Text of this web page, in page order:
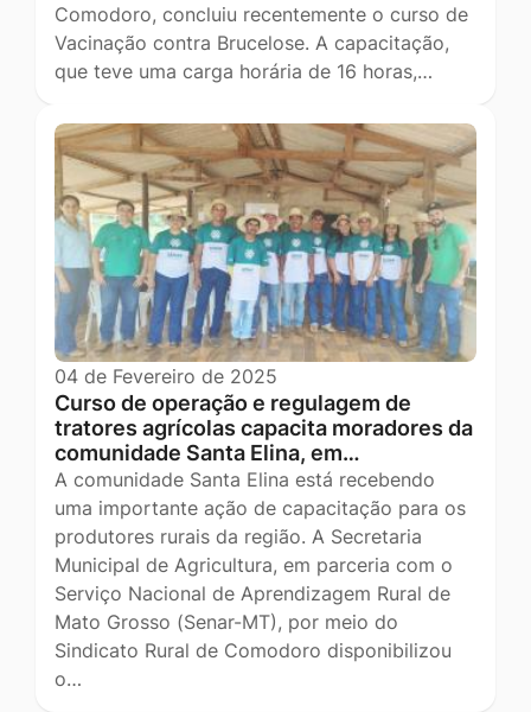
Comodoro, concluiu recentemente o curso de
Vacinação contra Brucelose. A capacitação,
que teve uma carga horária de 16 horas,…
04 de Fevereiro de 2025
Curso de operação e regulagem de
tratores agrícolas capacita moradores da
comunidade Santa Elina, em…
A comunidade Santa Elina está recebendo
uma importante ação de capacitação para os
produtores rurais da região. A Secretaria
Municipal de Agricultura, em parceria com o
Serviço Nacional de Aprendizagem Rural de
Mato Grosso (Senar-MT), por meio do
Sindicato Rural de Comodoro disponibilizou
o…